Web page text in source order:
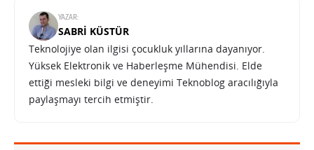
YAZAR:
SABRI KÜSTÜR
Teknolojiye olan ilgisi çocukluk yıllarına dayanıyor.
Yüksek Elektronik ve Haberleşme Mühendisi. Elde
ettiği mesleki bilgi ve deneyimi Teknoblog aracılığıyla
paylaşmayı tercih etmiştir.